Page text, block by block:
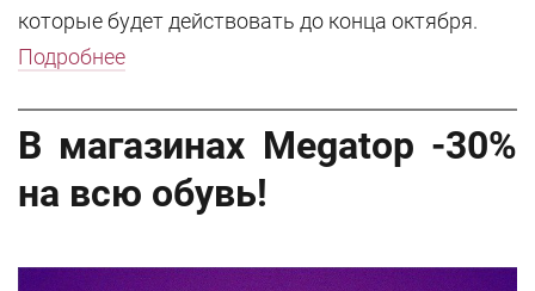
которые будет действовать до конца октября.
Подробнее
В магазинах Megatop -30%
на всю обувь!